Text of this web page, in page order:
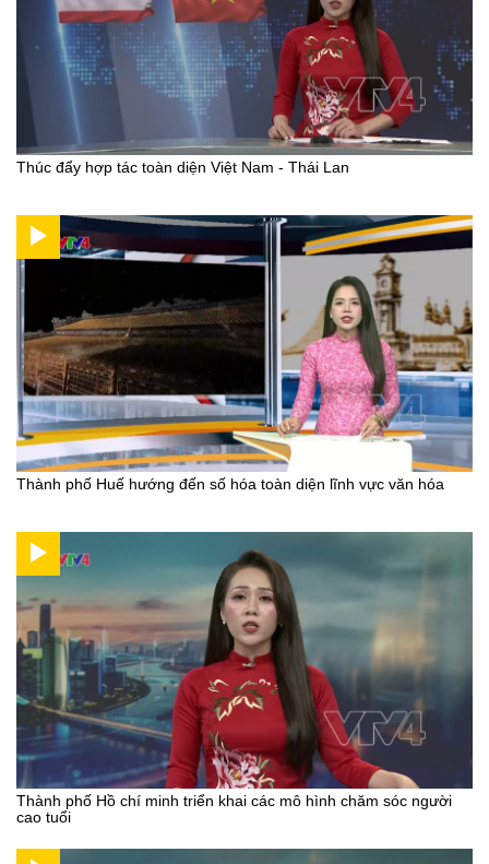
Thúc đẩy hợp tác toàn diện Việt Nam - Thái Lan
Thành phố Huế hướng đến số hóa toàn diện lĩnh vực văn hóa
Thành phố Hồ chí minh triển khai các mô hình chăm sóc người
cao tuổi